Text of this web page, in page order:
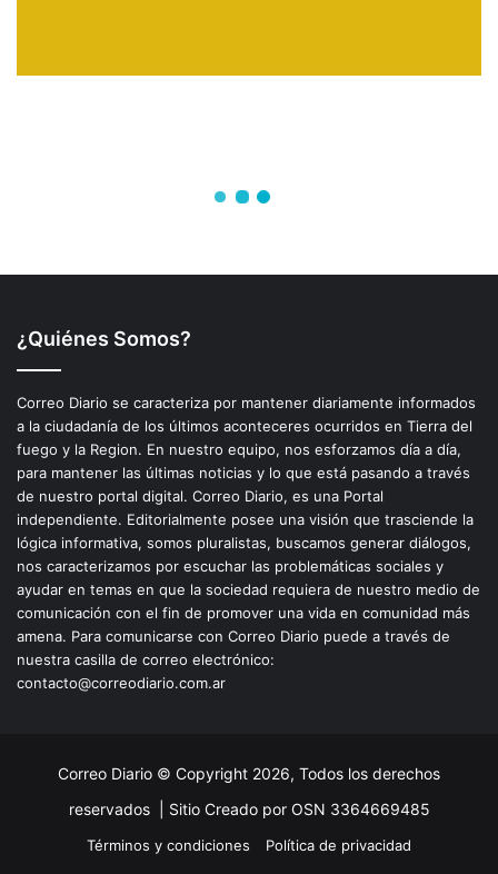
¿Quiénes Somos?
Correo Diario se caracteriza por mantener diariamente informados
a la ciudadanía de los últimos aconteceres ocurridos en Tierra del
fuego y la Region. En nuestro equipo, nos esforzamos día a día,
para mantener las últimas noticias y lo que está pasando a través
de nuestro portal digital. Correo Diario, es una Portal
independiente. Editorialmente posee una visión que trasciende la
lógica informativa, somos pluralistas, buscamos generar diálogos,
nos caracterizamos por escuchar las problemáticas sociales y
ayudar en temas en que la sociedad requiera de nuestro medio de
comunicación con el fin de promover una vida en comunidad más
amena. Para comunicarse con Correo Diario puede a través de
nuestra casilla de correo electrónico:
contacto@correodiario.com.ar
Correo Diario © Copyright 2026, Todos los derechos
reservados | Sitio Creado por OSN 3364669485
Términos y condiciones
Política de privacidad